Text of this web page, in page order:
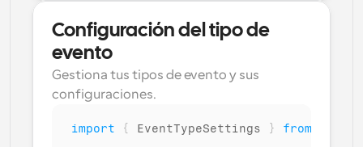
/>
</
)
}
Configuración del tipo de
evento
Gestiona tus tipos de evento y sus
configuraciones.
import { EventTypeSettings } from